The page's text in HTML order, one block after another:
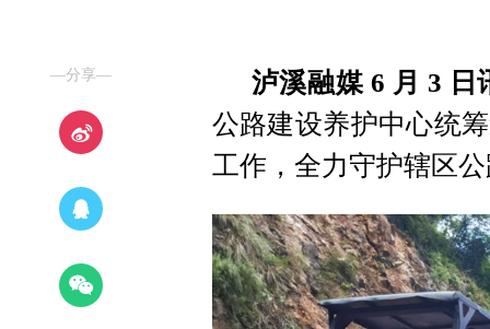
—分享—
泸溪融媒 6 月 3 日
公路建设养护中心统
工作，全力守护辖区